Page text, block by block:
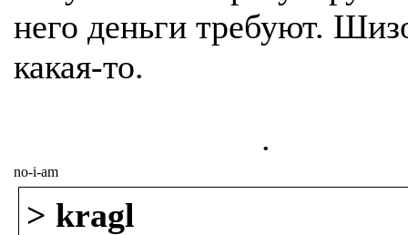
него деньги требуют.
какая-то.
.
no-i-am
> kragl